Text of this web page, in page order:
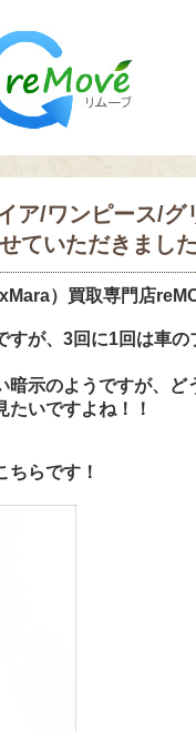
ア/ワンピース/グ
ていただきまし
）買取専門店
すが、3回に1回は車の
暗示のようですが、ど
たいですよね！！
ちらです！